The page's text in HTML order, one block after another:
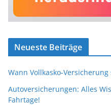
Neueste Beiträge
Wann Vollkasko-
Autoversicherungen: Alles
Fahrtage!